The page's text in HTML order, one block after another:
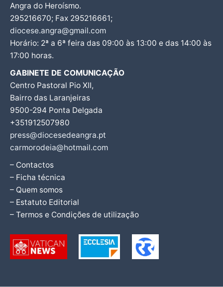
Angra do Heroísmo.
295216670; Fax 295216661;
diocese.angra@gmail.com
Horário: 2ª a 6ª feira das 09:00 às 13:00 e das 14:00 às
17:00 horas.
GABINETE DE COMUNICAÇÃO
Centro Pastoral Pio XII,
Bairro das Laranjeiras
9500-294 Ponta Delgada
+351912507980
press@diocesedeangra.pt
carmorodeia@hotmail.com
– Contactos
– Ficha técnica
– Quem somos
– Estatuto Editorial
– Termos e Condições de utilização